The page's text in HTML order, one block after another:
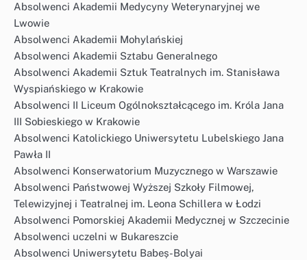
Absolwenci Akademii Medycyny Weterynaryjnej we
Lwowie
Absolwenci Akademii Mohylańskiej
Absolwenci Akademii Sztabu Generalnego
Absolwenci Akademii Sztuk Teatralnych im. Stanisława
Wyspiańskiego w Krakowie
Absolwenci II Liceum Ogólnokształcącego im. Króla Jana
III Sobieskiego w Krakowie
Absolwenci Katolickiego Uniwersytetu Lubelskiego Jana
Pawła II
Absolwenci Konserwatorium Muzycznego w Warszawie
Absolwenci Państwowej Wyższej Szkoły Filmowej,
Telewizyjnej i Teatralnej im. Leona Schillera w Łodzi
Absolwenci Pomorskiej Akademii Medycznej w Szczecinie
Absolwenci uczelni w Bukareszcie
Absolwenci Uniwersytetu Babeș-Bolyai